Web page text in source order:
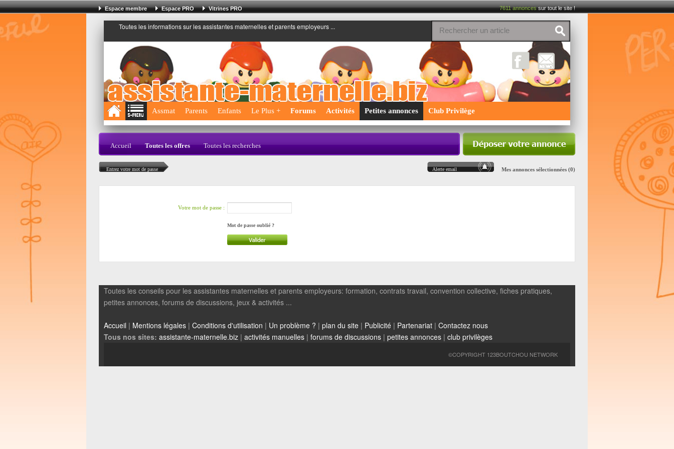
Espace membre Espace PRO Vitrines PRO 7611 annoncessur tout le site !
Toutes les informations sur les assistantes maternelles et parents employeurs ...
;
Assmat Parents Enfants Le Plus + Forums Activités Petites annonces Club Privilège
Accueil Toutes les offres Toutes les recherches
Entrez votre mot de passe Alerte email Mes annonces sélectionnées (0)
Votre mot de passe :
Mot de passe oublié ?
Toutes les conseils pour les assistantes maternelles et parents employeurs: formation, contrats travail, convention collective, fiches pratiques,
petites annonces, forums de discussions, jeux & activités ...
Accueil | Mentions légales | Conditions d'utilisation | Un problème ? | plan du site | Publicité | Partenariat | Contactez nous
Tous nos sites: assistante-maternelle.biz | activités manuelles | forums de discussions | petites annonces | club privilèges
©COPYRIGHT 123BOUTCHOU NETWORK